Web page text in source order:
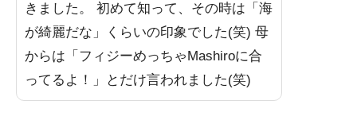
きました。 初めて知って、その時は「海
が綺麗だな」くらいの印象でした(笑) 母
からは「フィジーめっちゃMashiroに合
ってるよ！」とだけ言われました(笑)